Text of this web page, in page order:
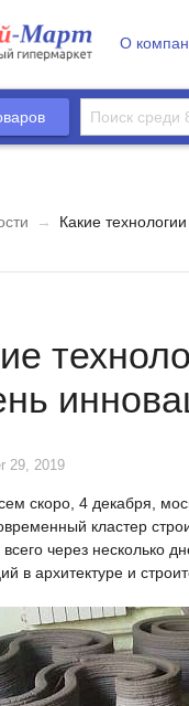
О
→ Какие
29, 2019
скоро, 4 декабря,
кластер
всего через несколько
в архитектуре и